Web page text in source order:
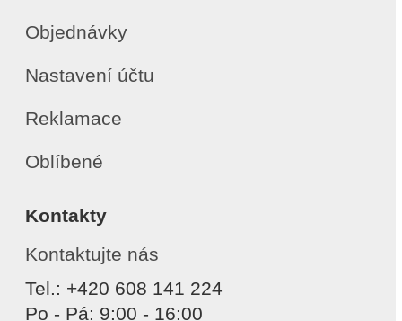
Objednávky
Nastavení účtu
Reklamace
Oblíbené
Kontakty
Kontaktujte nás
Tel.: +420 608 141 224
Po - Pá: 9:00 - 16:00